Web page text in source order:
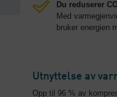
Du reduserer
Med
bruker energien
Utnyttelse av
Opp til 96 % av